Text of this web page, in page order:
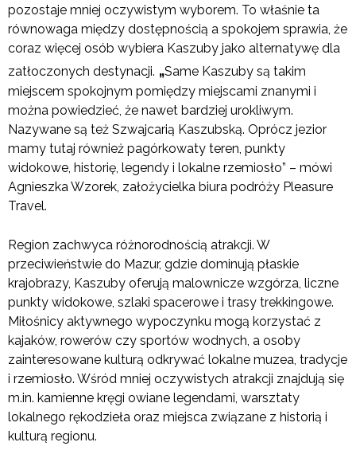
pozostaje mniej oczywistym wyborem. To właśnie ta
równowaga między dostępnością a spokojem sprawia, że
coraz więcej osób wybiera Kaszuby jako alternatywę dla
zatłoczonych destynacji. „Same Kaszuby są takim
miejscem spokojnym pomiędzy miejscami znanymi i
można powiedzieć, że nawet bardziej urokliwym.
Nazywane są też Szwajcarią Kaszubską. Oprócz jezior
mamy tutaj również pagórkowaty teren, punkty
widokowe, historię, legendy i lokalne rzemiosło” – mówi
Agnieszka Wzorek, założycielka biura podróży Pleasure
Travel.
Region zachwyca różnorodnością atrakcji. W
przeciwieństwie do Mazur, gdzie dominują płaskie
krajobrazy, Kaszuby oferują malownicze wzgórza, liczne
punkty widokowe, szlaki spacerowe i trasy trekkingowe.
Miłośnicy aktywnego wypoczynku mogą korzystać z
kajaków, rowerów czy sportów wodnych, a osoby
zainteresowane kulturą odkrywać lokalne muzea, tradycje
i rzemiosło. Wśród mniej oczywistych atrakcji znajdują się
m.in. kamienne kręgi owiane legendami, warsztaty
lokalnego rękodzieła oraz miejsca związane z historią i
kulturą regionu.